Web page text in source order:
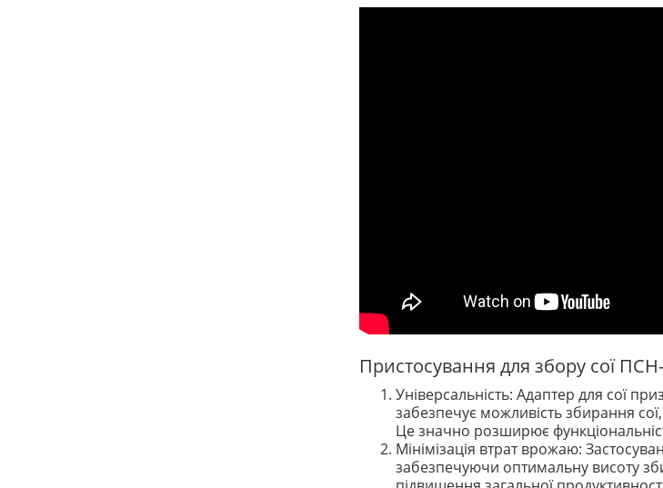
Пристосування для збору сої
Універсальність: Адаптер для сої
забезпечує можливість збирання
Це значно розширює
Мінімізація втрат врожаю:
забезпечуючи оптимальну висоту